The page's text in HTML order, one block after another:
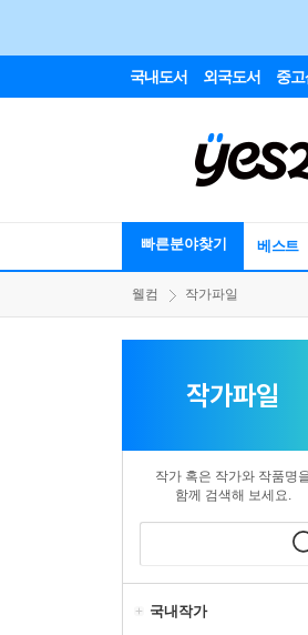
국내도서 외국도서 중고
빠른분야찾기 베스트
웰컴 작가파일
작가파일
작가 혹은 작가와 작품명
함께 검색해 보세요.
국내작가